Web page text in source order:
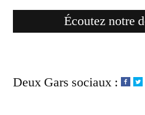
Écoutez notre
Deux Gars sociaux :